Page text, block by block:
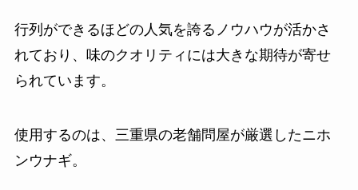
行列ができるほどの人気を誇るノウハウが活かさ
れており、味のクオリティには大きな期待が寄せ
られています。
使用するのは、三重県の老舗問屋が厳選したニホ
ンウナギ。